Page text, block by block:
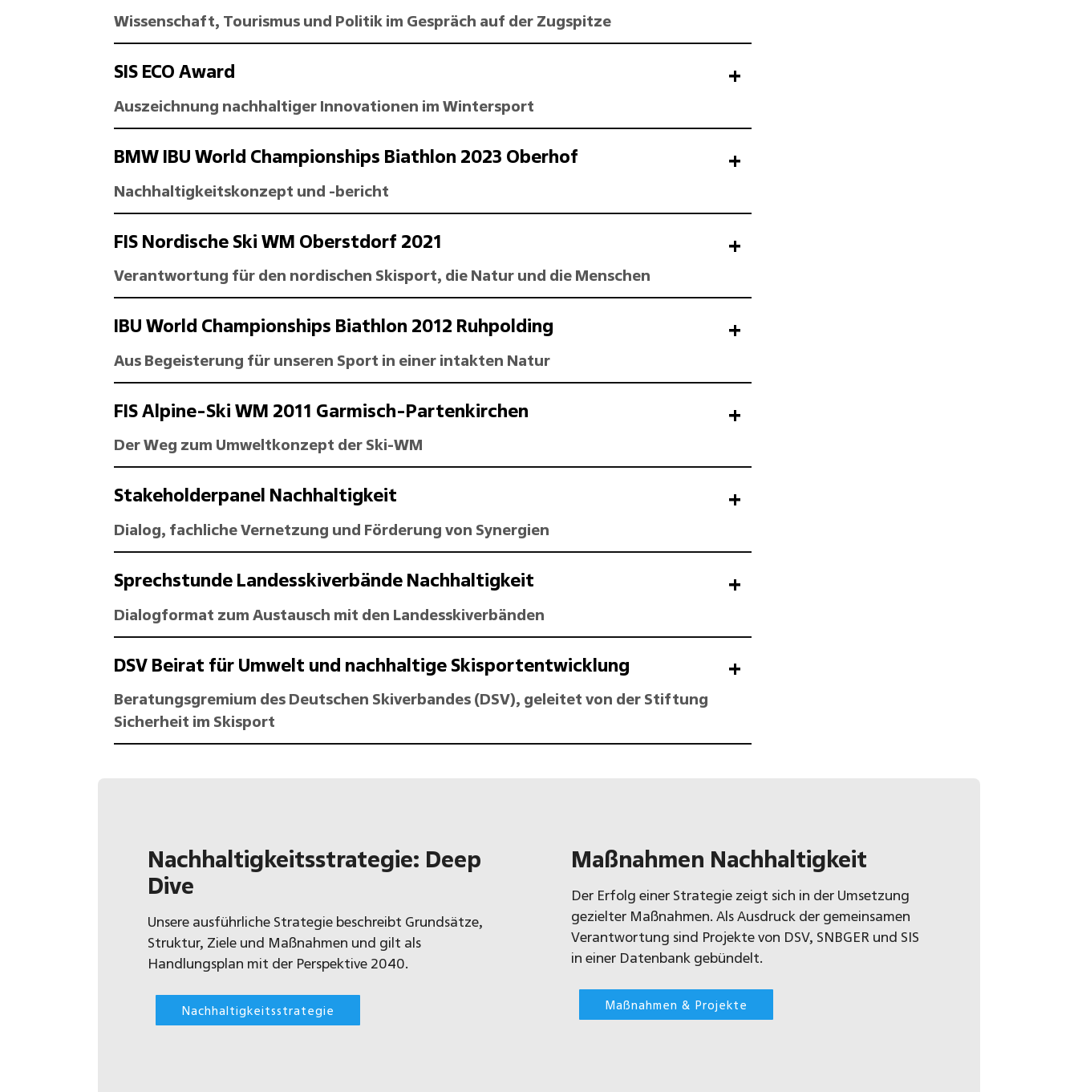
Wissenschaft, Tourismus und Politik im Gespräch auf der Zugspitze
SIS ECO Award
Auszeichnung nachhaltiger Innovationen im Wintersport
BMW IBU World Championships Biathlon 2023 Oberhof
Nachhaltigkeitskonzept und -bericht
FIS Nordische Ski WM Oberstdorf 2021
Verantwortung für den nordischen Skisport, die Natur und die Menschen
IBU World Championships Biathlon 2012 Ruhpolding
Aus Begeisterung für unseren Sport in einer intakten Natur
FIS Alpine-Ski WM 2011 Garmisch-Partenkirchen
Der Weg zum Umweltkonzept der Ski-WM
Stakeholderpanel Nachhaltigkeit
Dialog, fachliche Vernetzung und Förderung von Synergien
Sprechstunde Landesskiverbände Nachhaltigkeit
Dialogformat zum Austausch mit den Landesskiverbänden
DSV Beirat für Umwelt und nachhaltige Skisportentwicklung
Beratungsgremium des Deutschen Skiverbandes (DSV), geleitet von der Stiftung
Sicherheit im Skisport
Nachhaltigkeitsstrategie: Deep
Dive
Unsere ausführliche Strategie beschreibt Grundsätze,
Struktur, Ziele und Maßnahmen und gilt als
Handlungsplan mit der Perspektive 2040.
Nachhaltigkeitsstrategie
Maßnahmen Nachhaltigkeit
Der Erfolg einer Strategie zeigt sich in der Umsetzung
gezielter Maßnahmen. Als Ausdruck der gemeinsamen
Verantwortung sind Projekte von DSV, SNBGER und SIS
in einer Datenbank gebündelt.
Maßnahmen & Projekte